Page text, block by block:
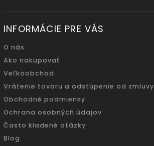
INFORMÁCIE PRE VÁS
O nás
Ako nakupovať
Veľkoobchod
Vrátenie tovaru a odstúpenie od zmluvy
Obchodné podmienky
Ochrana osobných údajov
Často kladené otázky
Blog